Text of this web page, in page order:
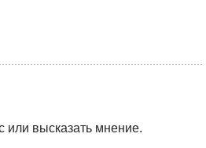
или высказать мнение.